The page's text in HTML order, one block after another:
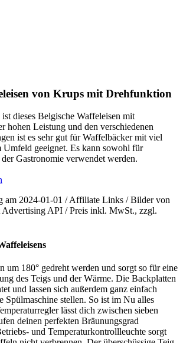
von Krups mit Drehfunktion
dieses Belgische Waffeleisen mit
hohen Leistung und den verschiedenen
ist es sehr gut für Waffelbäcker mit viel
Umfeld geeignet. Es kann sowohl für
Gastronomie verwendet werden.
am 2024-01-01 / Affiliate Links / Bilder von
Advertising API / Preis inkl. MwSt., zzgl.
um 180° gedreht werden und sorgt so für eine
des Teigs und der Wärme. Die Backplatten
und lassen sich außerdem ganz einfach
Spülmaschine stellen. So ist im Nu alles
lässt dich zwischen sieben
deinen perfekten Bräunungsgrad
und Temperaturkontrollleuchte sorgt